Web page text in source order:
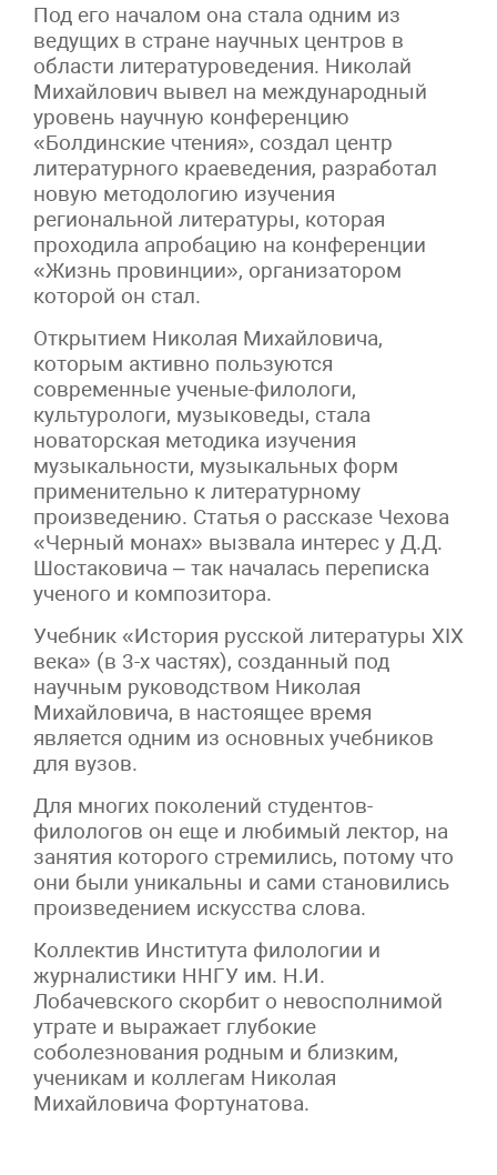
Под его началом она стала одним из
ведущих в стране научных центров в
области литературоведения. Николай
Михайлович вывел на международный
уровень научную конференцию
«Болдинские чтения», создал центр
литературного краеведения, разработал
новую методологию изучения
региональной литературы, которая
проходила апробацию на конференции
«Жизнь провинции», организатором
которой он стал.
Открытием Николая Михайловича,
которым активно пользуются
современные ученые-филологи,
культурологи, музыковеды, стала
новаторская методика изучения
музыкальности, музыкальных форм
применительно к литературному
произведению. Статья о рассказе Чехова
«Черный монах» вызвала интерес у Д.Д.
Шостаковича – так началась переписка
ученого и композитора.
Учебник «История русской литературы XIX
века» (в 3-х частях), созданный под
научным руководством Николая
Михайловича, в настоящее время
является одним из основных учебников
для вузов.
Для многих поколений студентов-
филологов он еще и любимый лектор, на
занятия которого стремились, потому что
они были уникальны и сами становились
произведением искусства слова.
Коллектив Института филологии и
журналистики ННГУ им. Н.И.
Лобачевского скорбит о невосполнимой
утрате и выражает глубокие
соболезнования родным и близким,
ученикам и коллегам Николая
Михайловича Фортунатова.